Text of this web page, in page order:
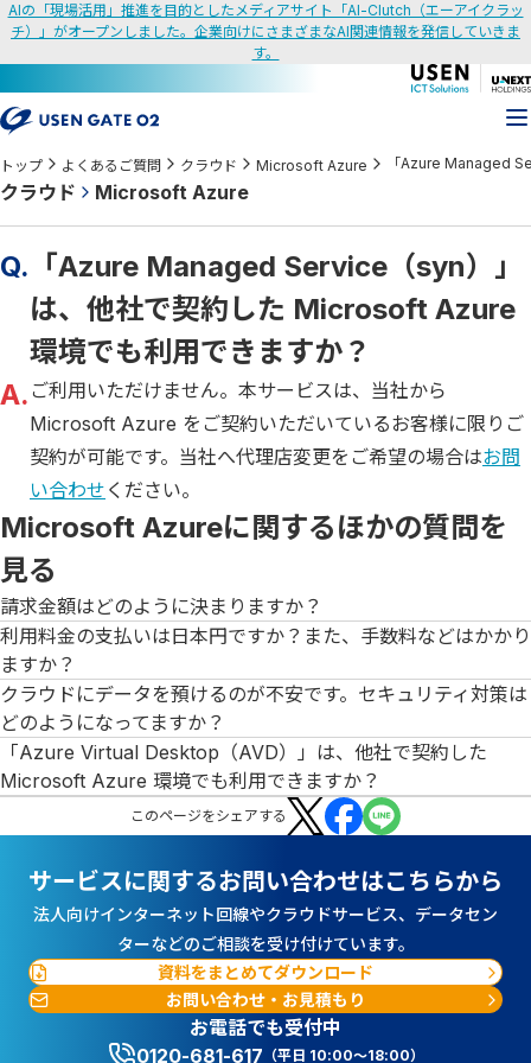
AIの「現場活用」推進を目的としたメディアサイト「AI-Clutch（エーアイクラッ
チ）」がオープンしました。企業向けにさまざまなAI関連情報を発信していきま
す。
トップ よくあるご質問 クラウド Microsoft Azure 「Azure Managed
クラウド Microsoft Azure
Q. 「Azure Managed Service（syn）」
は、他社で契約した Microsoft Azure
環境でも利用できますか？
A. ご利用いただけません。本サービスは、当社から
Microsoft Azure をご契約いただいているお客様に限りご
契約が可能です。当社へ代理店変更をご希望の場合はお問
い合わせ ください。
Microsoft Azureに関するほかの質問を
見る
請求金額はどのように決まりますか？
利用料金の支払いは日本円ですか？また、手数料などはかかり
ますか？
クラウドにデータを預けるのが不安です。セキュリティ対策は
どのようになってますか？
「Azure Virtual Desktop（AVD）」は、他社で契約した
Microsoft Azure 環境でも利用できますか？
このページをシェアする
サービスに関するお問い合わせはこちらから
法人向けインターネット回線やクラウドサービス、データセン
ターなどのご相談を受け付けています。
資料をまとめてダウンロード
お問い合わせ・お見積もり
お電話でも受付中
0120-681-617 （平日 10:00～18:00）